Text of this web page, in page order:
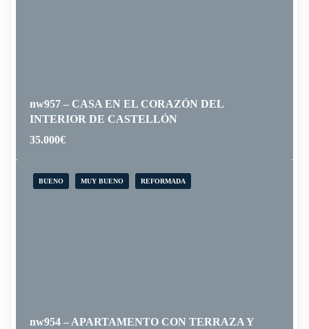
nw957 – CASA EN EL CORAZÓN DEL
INTERIOR DE CASTELLÓN
35.000€
BUENO MUY BUENO REFORMADA
nw954 – APARTAMENTO CON TERRAZA Y